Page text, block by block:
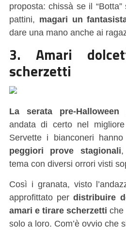
proposta: chissà se il
pattini, magari un
dare una mano anche ai
3. Amari
scherzetti
La serata pre-Halloween
andata di certo nel
Servette i bianconeri
peggiori prove stagionali
tema con diversi orrori visti
Così i granata, visto
approfittato perdistribuire
amari e tirare scherzetti che
solo a loro. Com’è ovvio che